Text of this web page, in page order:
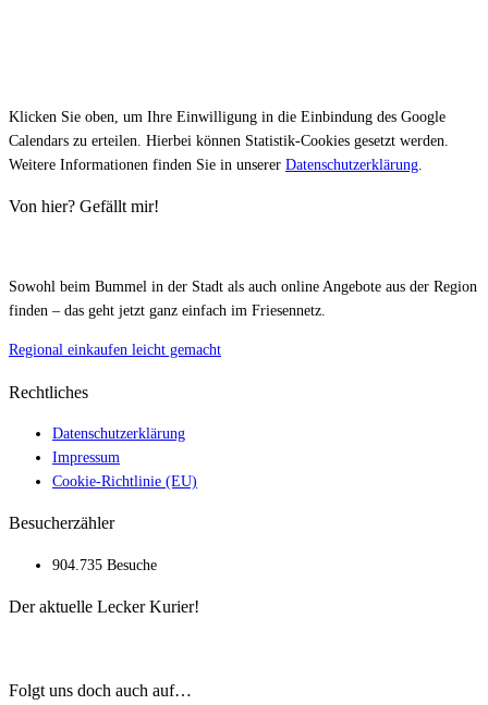
Klicken Sie oben, um Ihre Einwilligung in die Einbindung des Google
Calendars zu erteilen. Hierbei können Statistik-Cookies gesetzt werden.
Weitere Informationen finden Sie in unserer Datenschutzerklärung
Von hier? Gefällt mir!
Sowohl beim Bummel in der Stadt als auch online Angebote aus der Region
finden – das geht jetzt ganz einfach im Friesennetz.
Regional einkaufen leicht gemacht
Rechtliches
Datenschutzerklärung
Impressum
Cookie-Richtlinie (EU)
Besucherzähler
904.735 Besuche
Der aktuelle Lecker Kurier!
Folgt uns doch auch auf…